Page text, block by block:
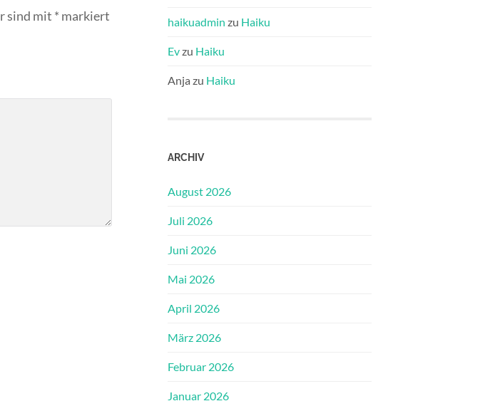
sind mit * markiert haikuadmin zu Haiku
Evzu Haiku
Anja zu Haiku
ARCHIV
August 2026
Juli 2026
Juni 2026
Mai 2026
April 2026
März 2026
Februar 2026
Januar 2026